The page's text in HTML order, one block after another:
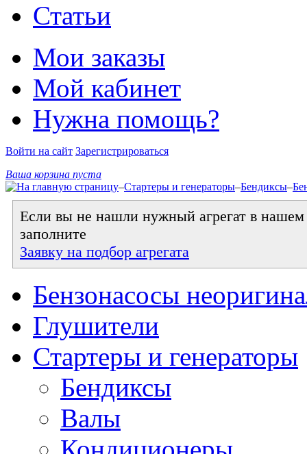
Статьи
Мои заказы
Мой кабинет
Нужна помощь?
Войти на сайт Зарегистрироваться
Ваша корзина пуста
–Стартеры и генераторы–Бендиксы–
Если вы не нашли нужный агрегат в нашем
заполните
Заявку на подбор агрегата
Бензонасосы
Глушители
Стартеры и генераторы
Бендиксы
Валы